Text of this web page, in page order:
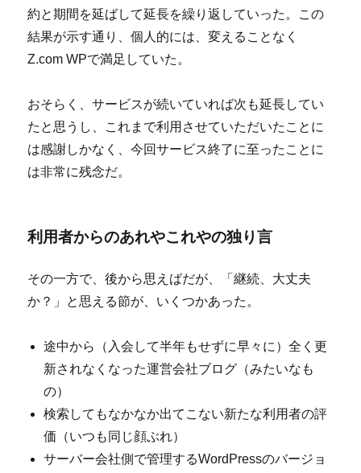
約と期間を延ばして延長を繰り返していった。この
結果が示す通り、個人的には、変えることなく
Z.com WPで満足していた。
おそらく、サービスが続いていれば次も延長してい
たと思うし、これまで利用させていただいたことに
は感謝しかなく、今回サービス終了に至ったことに
は非常に残念だ。
利用者からのあれやこれやの独り言
その一方で、後から思えばだが、「継続、大丈夫
か？」と思える節が、いくつかあった。
途中から（入会して半年もせずに早々に）全く更
新されなくなった運営会社ブログ（みたいなも
の）
検索してもなかなか出てこない新たな利用者の評
価（いつも同じ顔ぶれ）
サーバー会社側で管理するWordPressのバージョ